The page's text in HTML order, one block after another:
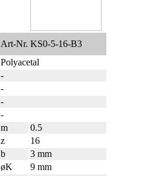
Art-Nr. KS0-5-16-B3
Polyacetal
-
-
-
-
m
0.5
z
16
b
3 mm
øK
9 mm